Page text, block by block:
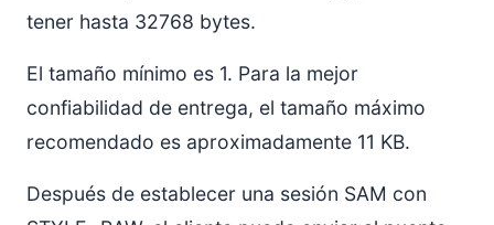
tener hasta 32768 bytes.
El tamaño mínimo es 1. Para la mejor
confiabilidad de entrega, el tamaño máximo
recomendado es aproximadamente 11 KB.
Después de establecer una sesión SAM con